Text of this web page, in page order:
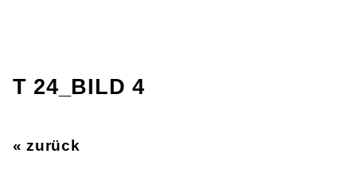
T 24_BILD 4
« zurück